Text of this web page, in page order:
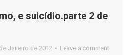
e suicídio.parte 2 de
Janeiro de 2012 Leave a comment